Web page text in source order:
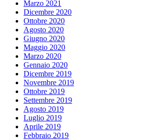
Marzo 2021
Dicembre 2020
Ottobre 2020
Agosto 2020
Giugno 2020
Maggio 2020
Marzo 2020
Gennaio 2020
Dicembre 2019
Novembre 2019
Ottobre 2019
Settembre 2019
Agosto 2019
Luglio 2019
Aprile 2019
Febbraio 2019